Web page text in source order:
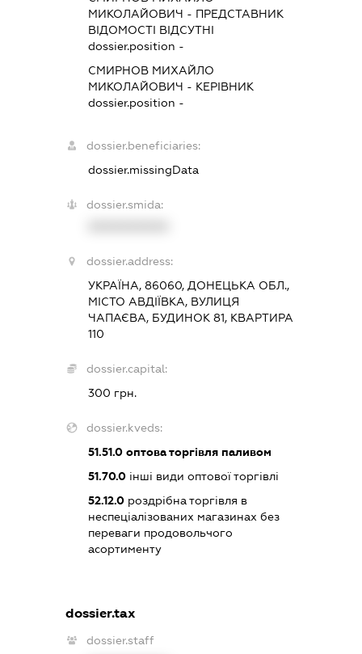
МИКОЛАЙОВИЧ - ПРЕДСТАВНИК
ВІДОМОСТІ ВІДСУТНІ
dossier.position -
СМИРНОВ МИХАЙЛО
МИКОЛАЙОВИЧ - КЕРІВНИК
dossier.position -
dossier.beneficiaries:
dossier.missingData
dossier.smida:
dossier.address:
УКРАЇНА, 86060, ДОНЕЦЬКА ОБЛ.,
МІСТО АВДІЇВКА, ВУЛИЦЯ
ЧАПАЄВА, БУДИНОК 81, КВАРТИРА
110
dossier.capital:
300 грн.
dossier.kveds:
51.51.0 оптова торгівля паливом
51.70.0 інші види оптової торгівлі
52.12.0 роздрібна торгівля в
неспеціалізованих магазинах без
переваги продовольчого
асортименту
dossier.tax
dossier.staff